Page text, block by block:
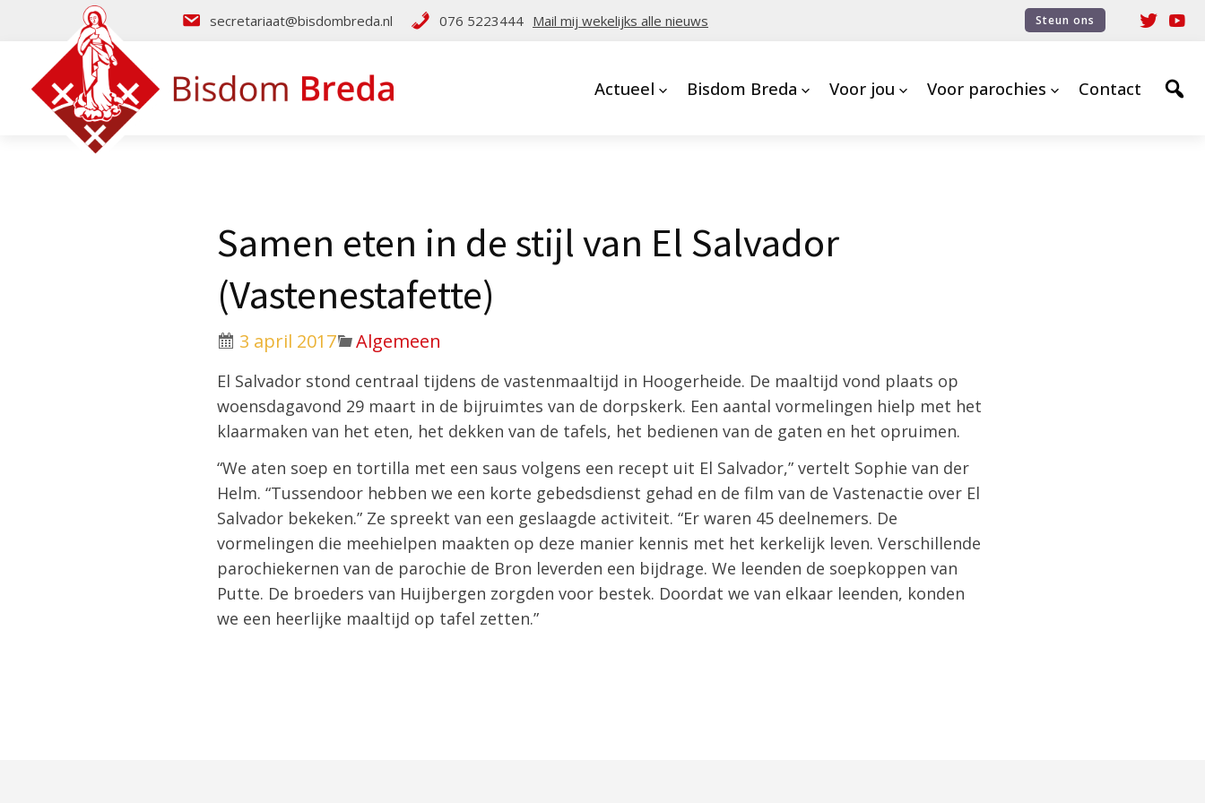
secretariaat@bisdombreda.nl 076 5223444 Mail mij wekelijks alle nieuws Steun ons
Actueel Bisdom Breda Voor jou Voor parochies Contact
Samen eten in de stijl van El Salvador
(Vastenestafette)
3 april 2017 Algemeen
El Salvador stond centraal tijdens de vastenmaaltijd in Hoogerheide. De maaltijd vond plaats op
woensdagavond 29 maart in de bijruimtes van de dorpskerk. Een aantal vormelingen hielp met het
klaarmaken van het eten, het dekken van de tafels, het bedienen van de gaten en het opruimen.
“We aten soep en tortilla met een saus volgens een recept uit El Salvador,” vertelt Sophie van der
Helm. “Tussendoor hebben we een korte gebedsdienst gehad en de film van de Vastenactie over El
Salvador bekeken.” Ze spreekt van een geslaagde activiteit. “Er waren 45 deelnemers. De
vormelingen die meehielpen maakten op deze manier kennis met het kerkelijk leven. Verschillende
parochiekernen van de parochie de Bron leverden een bijdrage. We leenden de soepkoppen van
Putte. De broeders van Huijbergen zorgden voor bestek. Doordat we van elkaar leenden, konden
we een heerlijke maaltijd op tafel zetten.”